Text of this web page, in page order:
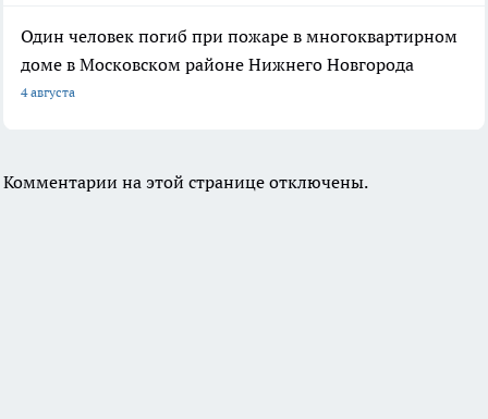
Один человек погиб при пожаре в многоквартирном
доме в Московском районе Нижнего Новгорода
4 августа
Комментарии на этой странице отключены.